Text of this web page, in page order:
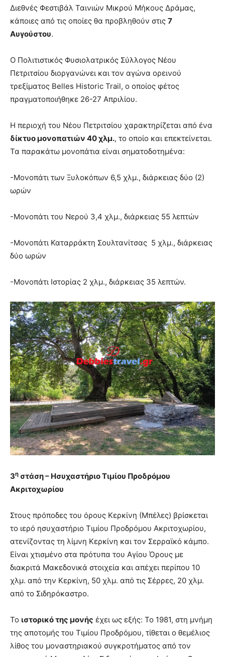
Διεθνές Φεστιβάλ Ταινιών Μικρού Μήκους Δράμας,
κάποιες από τις οποίες θα προβληθούν στις 7
Αυγούστου.
Ο Πολιτιστικός Φυσιολατρικός Σύλλογος Νέου
Πετριτσίου διοργανώνει και τον αγώνα ορεινού
τρεξίματος Belles Historic Trail, ο οποίος φέτος
πραγματοποιήθηκε 26-27 Απριλίου.
Η περιοχή του Νέου Πετριτσίου χαρακτηρίζεται από ένα
δίκτυο μονοπατιών 40 χλμ., το οποίο και επεκτείνεται.
Τα παρακάτω μονοπάτια είναι σηματοδοτημένα:
-Μονοπάτι των Ξυλοκόπων 6,5 χλμ., διάρκειας δύο (2)
ωρών
-Μονοπάτι του Νερού 3,4 χλμ., διάρκειας 55 λεπτών
-Μονοπάτι Καταρράκτη Σουλτανίτσας 5 χλμ., διάρκειας
δύο ωρών
-Μονοπάτι Ιστορίας 2 χλμ., διάρκειας 35 λεπτών.
3η στάση – Ησυχαστήριο Τιμίου Προδρόμου
Ακριτοχωρίου
Στους πρόποδες του όρους Κερκίνη (Μπέλες) βρίσκεται
το ιερό ησυχαστήριο Τιμίου Προδρόμου Ακριτοχωρίου,
ατενίζοντας τη λίμνη Κερκίνη και τον Σερραϊκό κάμπο.
Είναι χτισμένο στα πρότυπα του Αγίου Όρους με
διακριτά Μακεδονικά στοιχεία και απέχει περίπου 10
χλμ. από την Κερκίνη, 50 χλμ. από τις Σέρρες, 20 χλμ.
από το Σιδηρόκαστρο.
Το ιστορικό της μονής έχει ως εξής: Το 1981, στη μνήμη
της αποτομής του Τιμίου Προδρόμου, τίθεται ο θεμέλιος
λίθος του μοναστηριακού συγκροτήματος από τον